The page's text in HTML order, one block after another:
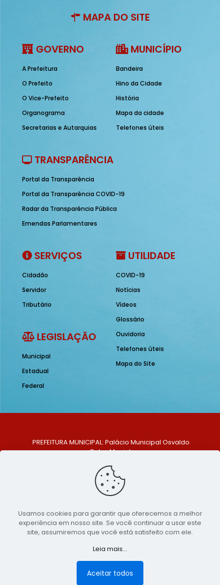
MAPA DO SITE
GOVERNO
A Prefeitura
O Prefeito
O Vice-Prefeito
Organograma
Secretarias e Autarquias
MUNICÍPIO
Bandeira
Hino da Cidade
História
Mapa da cidade
Telefones úteis
TRANSPARÊNCIA
Portal da Transparência
Portal da Transparência COVID-19
Radar da Transparência Pública
Emendas Parlamentares
SERVIÇOS
Cidadão
Servidor
Tributário
LEGISLAÇÃO
Municipal
Estadual
Federal
UTILIDADE
COVID-19
Notícias
Vídeos
Glossário
Ouvidoria
Telefones úteis
Mapa do Site
PREFEITURA MUNICIPAL: Palácio Municipal Osvaldo
Celso Maciel
Centro, São Bento do Una - PE. CEP: 553370-128
TELEFONE: (81) 99548-1569
E-MAIL: ouvidoria@saobentodouna.pe.gov.br
Copyright 2021-2026 - Assessoria de Comunicação da
Prefeitura de São Bento do Una - PE
publicidadeLumusWeb - Agência Digital
Usamos cookies para garantir que oferecemos a melhor
experiência em nosso site. Se você continuar a usar este
site, assumiremos que você está satisfeito com ele.
Leia mais...
Aceitar todos